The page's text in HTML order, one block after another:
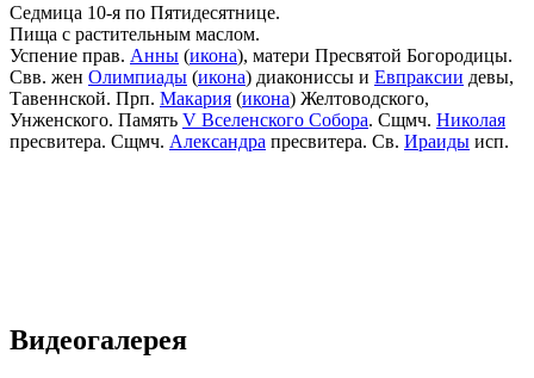
Седмица 10-я по Пятидесятнице.
Пища с растительным маслом.
Успение прав. Анны (икона), матери Пресвятой Богородицы.
Свв. жен Олимпиады (икона) диакониссы и Евпраксии девы,
Тавеннской. Прп. Макария (икона) Желтоводского,
Унженского. Память V Вселенского Собора. Сщмч. Николая
пресвитера. Сщмч. Александра пресвитера. Св. Ираиды исп.
Видеогалерея